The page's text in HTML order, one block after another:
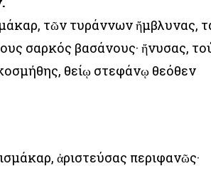
τῶν τυράννων ἤμβλυνας,
σαρκός βασάνους· ἤνυσας,
θείῳ στεφάνῳ θεόθεν
ἀριστεύσας περιφανῶς·